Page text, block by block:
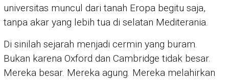
universitas muncul dari tanah Eropa begitu saja,
tanpa akar yang lebih tua di selatan Mediterania.
Di sinilah sejarah menjadi cermin yang buram.
Bukan karena Oxford dan Cambridge tidak besar.
Mereka besar. Mereka agung. Mereka melahirkan